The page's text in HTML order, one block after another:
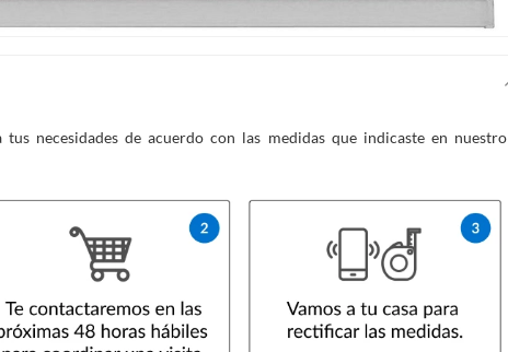
necesidades de acuerdo con las medidas que indicaste en nuestro